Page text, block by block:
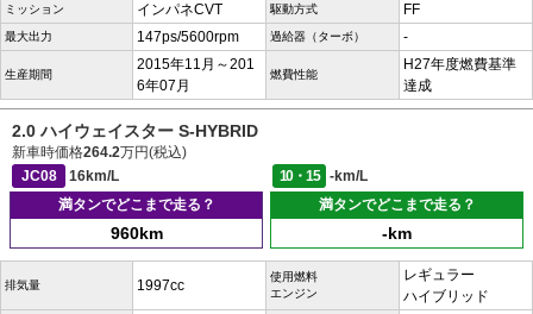
ミッション インパネCVT 駆動方式 FF
最大出力 147ps/5600rpm 過給器（ターボ） -
生産期間
2015年11月～201
6年07月
燃費性能
H27年度燃費基準
達成
2.0 ハイウェイスター S-HYBRID
新車時価格264.2万円(税込)
JC08
16km/L 10・15
-km/L
満タンでどこまで走る？
960km
満タンでどこまで走る？
-km
排気量 1997cc
使用燃料
エンジン
レギュラー
ハイブリッド